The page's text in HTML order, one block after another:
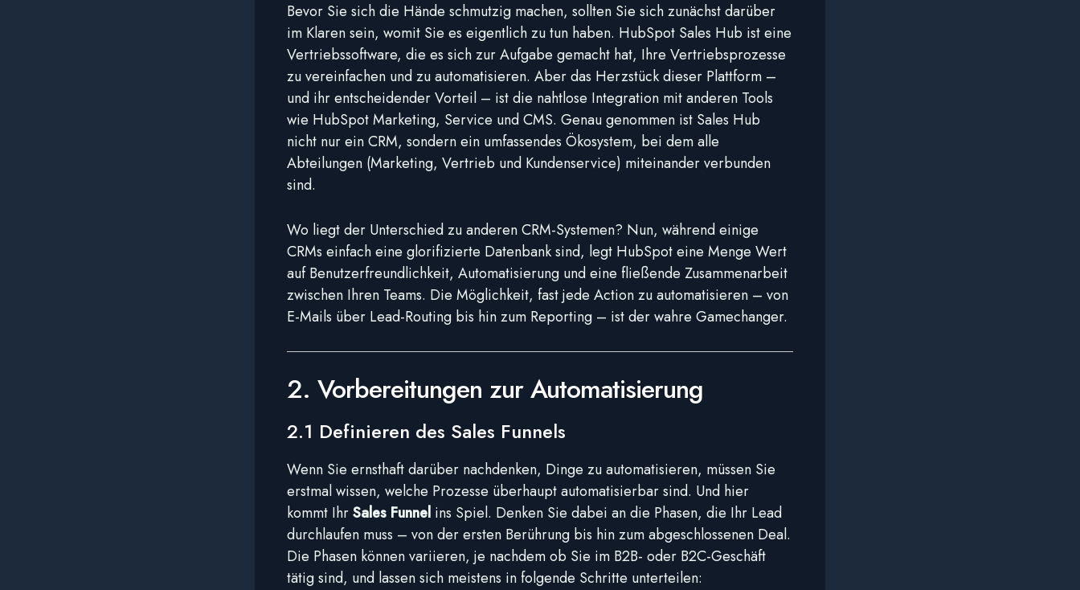
Bevor Sie sich die Hände schmutzig machen, sollten Sie sich zunächst darüber
im Klaren sein, womit Sie es eigentlich zu tun haben. HubSpot Sales Hub ist eine
Vertriebssoftware, die es sich zur Aufgabe gemacht hat, Ihre Vertriebsprozesse
zu vereinfachen und zu automatisieren. Aber das Herzstück dieser Plattform –
und ihr entscheidender Vorteil – ist die nahtlose Integration mit anderen Tools
wie HubSpot Marketing, Service und CMS. Genau genommen ist Sales Hub
nicht nur ein CRM, sondern ein umfassendes Ökosystem, bei dem alle
Abteilungen (Marketing, Vertrieb und Kundenservice) miteinander verbunden
sind.
Wo liegt der Unterschied zu anderen CRM-Systemen? Nun, während einige
CRMs einfach eine glorifizierte Datenbank sind, legt HubSpot eine Menge Wert
auf Benutzerfreundlichkeit, Automatisierung und eine fließende Zusammenarbeit
zwischen Ihren Teams. Die Möglichkeit, fast jede Action zu automatisieren – von
E-Mails über Lead-Routing bis hin zum Reporting – ist der wahre Gamechanger.
2. Vorbereitungen zur Automatisierung
2.1 Definieren des Sales Funnels
Wenn Sie ernsthaft darüber nachdenken, Dinge zu automatisieren, müssen Sie
erstmal wissen, welche Prozesse überhaupt automatisierbar sind. Und hier
kommt IhrSales Funnel ins Spiel. Denken Sie dabei an die Phasen, die Ihr Lead
durchlaufen muss – von der ersten Berührung bis hin zum abgeschlossenen Deal.
Die Phasen können variieren, je nachdem ob Sie im B2B- oder B2C-Geschäft
tätig sind, und lassen sich meistens in folgende Schritte unterteilen: